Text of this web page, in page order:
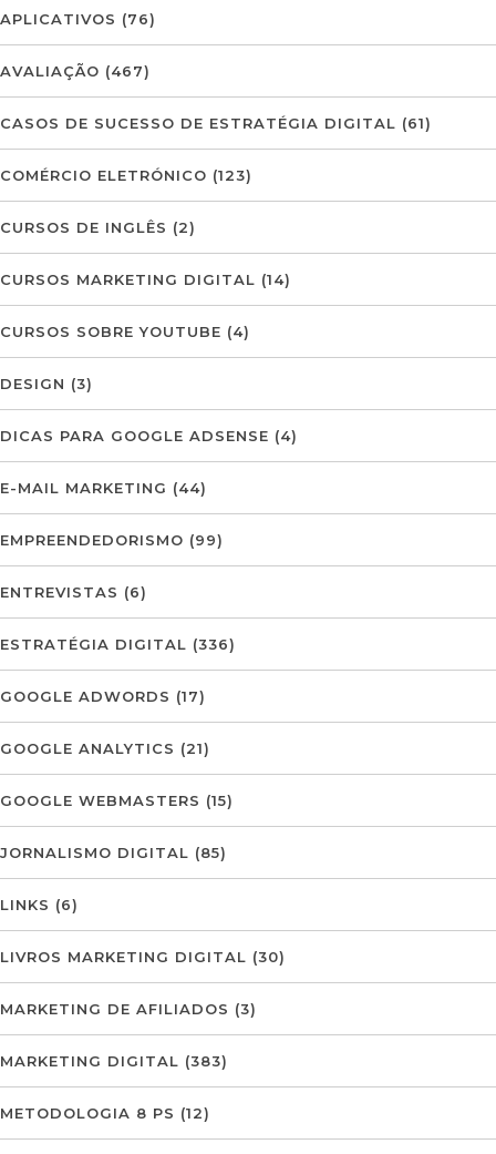
APLICATIVOS (76)
AVALIAÇÃO (467)
CASOS DE SUCESSO DE ESTRATÉGIA DIGITAL (61)
COMÉRCIO ELETRÓNICO (123)
CURSOS DE INGLÊS (2)
CURSOS MARKETING DIGITAL (14)
CURSOS SOBRE YOUTUBE (4)
DESIGN (3)
DICAS PARA GOOGLE ADSENSE (4)
E-MAIL MARKETING (44)
EMPREENDEDORISMO (99)
ENTREVISTAS (6)
ESTRATÉGIA DIGITAL (336)
GOOGLE ADWORDS (17)
GOOGLE ANALYTICS (21)
GOOGLE WEBMASTERS (15)
JORNALISMO DIGITAL (85)
LINKS (6)
LIVROS MARKETING DIGITAL (30)
MARKETING DE AFILIADOS (3)
MARKETING DIGITAL (383)
METODOLOGIA 8 PS (12)